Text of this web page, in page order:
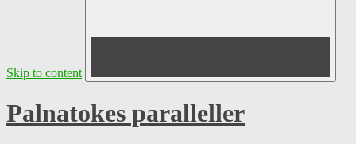
Skip to content
Palnatokes paralleller